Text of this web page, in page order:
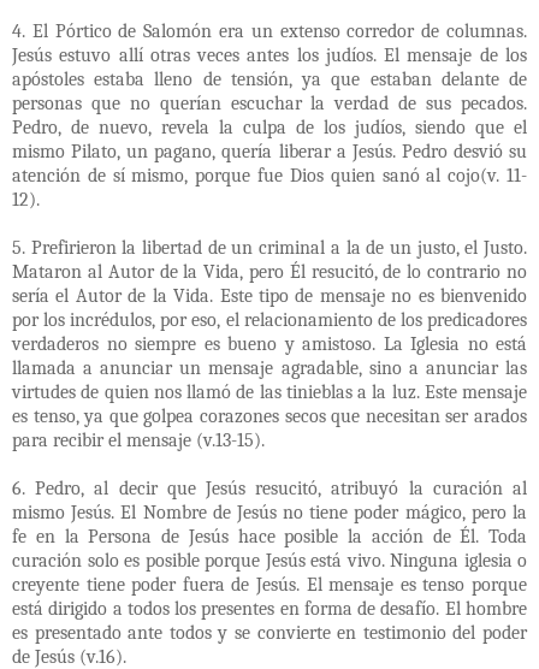
4. El Pórtico de Salomón era un extenso corredor de columnas.
Jesús estuvo allí otras veces antes los judíos. El mensaje de los
apóstoles estaba lleno de tensión, ya que estaban delante de
personas que no querían escuchar la verdad de sus pecados.
Pedro, de nuevo, revela la culpa de los judíos, siendo que el
mismo Pilato, un pagano, quería liberar a Jesús. Pedro desvió su
atención de sí mismo, porque fue Dios quien sanó al cojo(v. 11-
12).
5. Prefirieron la libertad de un criminal a la de un justo, el Justo.
Mataron al Autor de la Vida, pero Él resucitó, de lo contrario no
sería el Autor de la Vida. Este tipo de mensaje no es bienvenido
por los incrédulos, por eso, el relacionamiento de los predicadores
verdaderos no siempre es bueno y amistoso. La Iglesia no está
llamada a anunciar un mensaje agradable, sino a anunciar las
virtudes de quien nos llamó de las tinieblas a la luz. Este mensaje
es tenso, ya que golpea corazones secos que necesitan ser arados
para recibir el mensaje (v.13-15).
6. Pedro, al decir que Jesús resucitó, atribuyó la curación al
mismo Jesús. El Nombre de Jesús no tiene poder mágico, pero la
fe en la Persona de Jesús hace posible la acción de Él. Toda
curación solo es posible porque Jesús está vivo. Ninguna iglesia o
creyente tiene poder fuera de Jesús. El mensaje es tenso porque
está dirigido a todos los presentes en forma de desafío. El hombre
es presentado ante todos y se convierte en testimonio del poder
de Jesús (v.16).